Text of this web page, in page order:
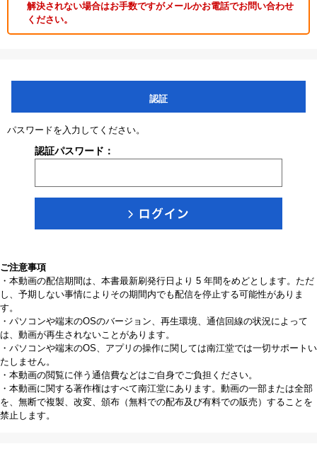
解決されない場合はお手数ですがメールかお電話でお問い合わせ
ください。
認証
パスワードを入力してください。
認証パスワード：
ご注意事項
・本動画の配信期間は、本書最新刷発行日より 5 年間をめどとします。ただ
し、予期しない事情によりその期間内でも配信を停止する可能性がありま
す。
・パソコンや端末のOSのバージョン、再生環境、通信回線の状況によって
は、動画が再生されないことがあります。
・パソコンや端末のOS、アプリの操作に関しては南江堂では一切サポートい
たしません。
・本動画の閲覧に伴う通信費などはご自身でご負担ください。
・本動画に関する著作権はすべて南江堂にあります。動画の一部または全部
を、無断で複製、改変、頒布（無料での配布及び有料での販売）することを
禁止します。